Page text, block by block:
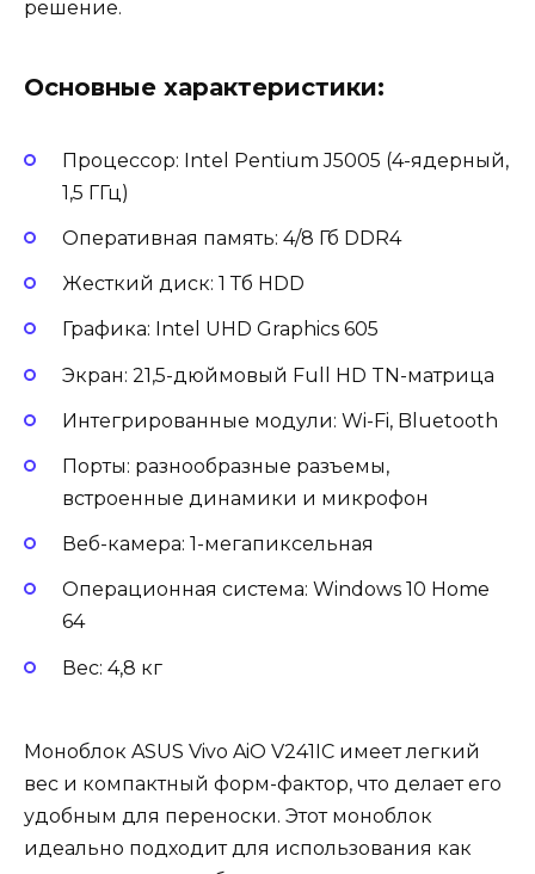
решение.
Основные характеристики:
Процессор: Intel Pentium J5005 (4-ядерный,
1,5 ГГц)
Оперативная память: 4/8 Гб DDR4
Жесткий диск: 1 Тб HDD
Графика: Intel UHD Graphics 605
Экран: 21,5-дюймовый Full HD TN-матрица
Интегрированные модули: Wi-Fi, Bluetooth
Порты: разнообразные разъемы,
встроенные динамики и микрофон
Веб-камера: 1-мегапиксельная
Операционная система: Windows 10 Home
64
Вес: 4,8 кг
Моноблок ASUS Vivo AiO V241IC имеет легкий
вес и компактный форм-фактор, что делает его
удобным для переноски. Этот моноблок
идеально подходит для использования как